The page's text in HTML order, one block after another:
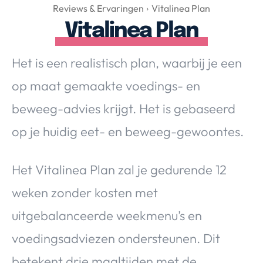
Over Valerie
Over Valerie
De Top 5
Contact
VALERIE'S CHOICE
Food & Drinks Health & Beauty Gadgets
Huis & Tuin
Reviews & Ervaringen Vitalinea Plan
Vitalinea Plan
Het is een realistisch plan, waarbij je een
op maat gemaakte voedings- en
beweeg-advies krijgt. Het is gebaseerd
op je huidig eet- en beweeg-gewoontes.
Het Vitalinea Plan zal je gedurende 12
weken zonder kosten met
uitgebalanceerde weekmenu’s en
voedingsadviezen ondersteunen. Dit